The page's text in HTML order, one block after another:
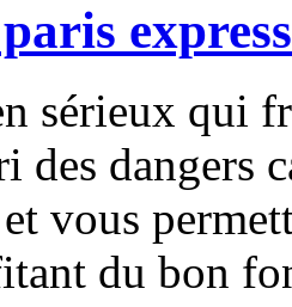
express
sérieux qui
des dangers
vous
du bon